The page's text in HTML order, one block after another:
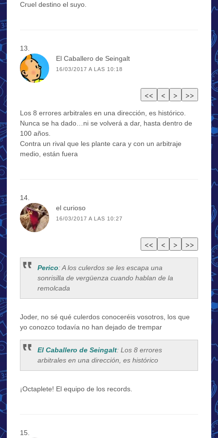
Cruel destino el suyo.
El Caballero de Seingalt
16/03/2017 A LAS 10:18
Los 8 errores arbitrales en una dirección, es histórico.
Nunca se ha dado…ni se volverá a dar, hasta dentro de
100 años.
Contra un rival que les plante cara y con un arbitraje
medio, están fuera
el curioso
16/03/2017 A LAS 10:27
Perico: A los culerdos se les escapa una
sonrisilla de vergüenza cuando hablan de la
remolcada
Joder, no sé qué culerdos conoceréis vosotros, los que
yo conozco todavía no han dejado de trempar
El Caballero de Seingalt: Los 8 errores
arbitrales en una dirección, es histórico
¡Octaplete! El equipo de los records.